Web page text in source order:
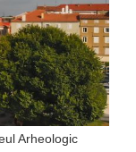
Arheologic